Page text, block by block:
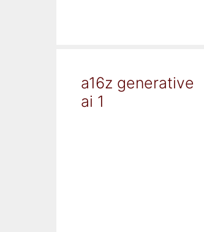
a16z generative
ai 1